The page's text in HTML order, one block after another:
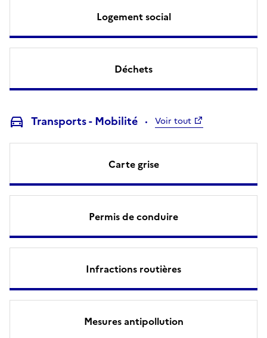
Logement social
Déchets
Transports - Mobilité Voir tout
Carte grise
Permis de conduire
Infractions routières
Mesures antipollution